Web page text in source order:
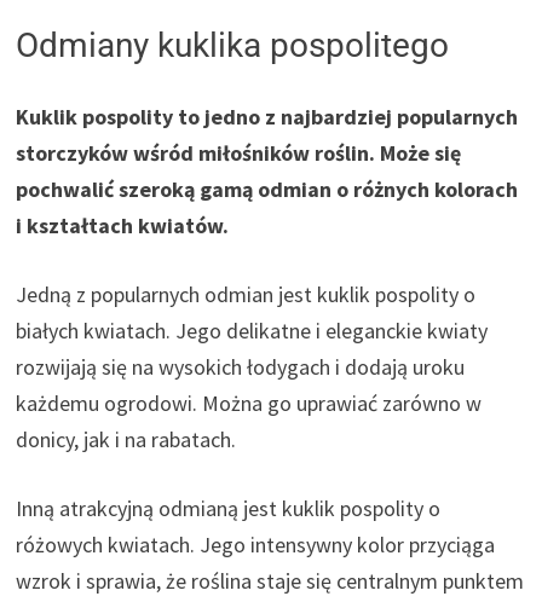
Odmiany kuklika pospolitego
Kuklik pospolity to jedno z najbardziej popularnych
storczyków wśród miłośników roślin. Może się
pochwalić szeroką gamą odmian o różnych kolorach
i kształtach kwiatów.
Jedną z popularnych odmian jest kuklik pospolity o
białych kwiatach. Jego delikatne i eleganckie kwiaty
rozwijają się na wysokich łodygach i dodają uroku
każdemu ogrodowi. Można go uprawiać zarówno w
donicy, jak i na rabatach.
Inną atrakcyjną odmianą jest kuklik pospolity o
różowych kwiatach. Jego intensywny kolor przyciąga
wzrok i sprawia, że roślina staje się centralnym punktem